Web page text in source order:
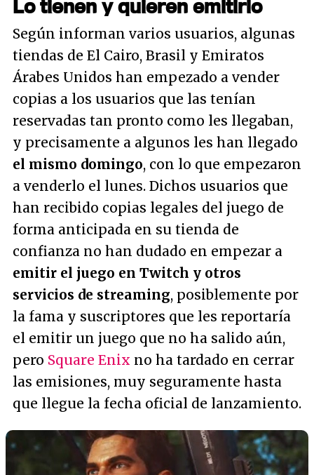
Lo tienen y quieren emitirlo
Según informan varios usuarios, algunas
tiendas de El Cairo, Brasil y Emiratos
Árabes Unidos han empezado a vender
copias a los usuarios que las tenían
reservadas tan pronto como les llegaban,
y precisamente a algunos les han llegado
el mismo domingo, con lo que empezaron
a venderlo el lunes. Dichos usuarios que
han recibido copias legales del juego de
forma anticipada en su tienda de
confianza no han dudado en empezar a
emitir el juego en Twitch y otros
servicios de streaming, posiblemente por
la fama y suscriptores que les reportaría
el emitir un juego que no ha salido aún,
pero Square Enix no ha tardado en cerrar
las emisiones, muy seguramente hasta
que llegue la fecha oficial de lanzamiento.